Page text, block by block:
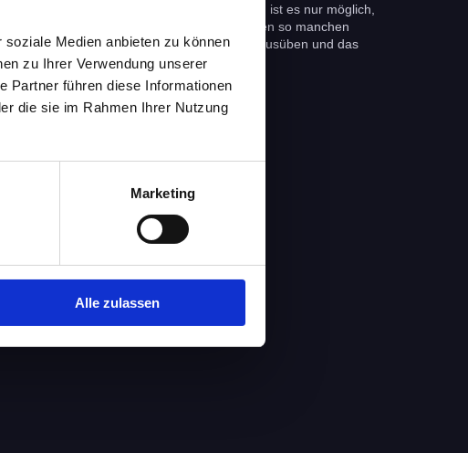
Medien anbieten zu können
zu Ihrer Verwendung unserer
Partner führen diese Informationen
die sie im Rahmen Ihrer Nutzung
Marketing
Alle zulassen
Gardinen, Möbelstoffen und Raumtextilien ist es nur möglich,
aus unserer Werkstatt schmücken so manchen
der 5. Generation das erlernte Handwerk ausüben und das